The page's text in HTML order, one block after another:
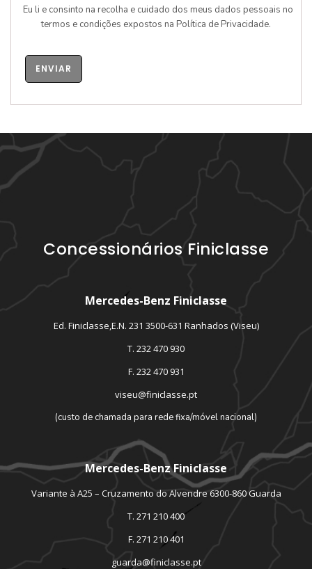
Eu li e consinto na recolha e cuidado dos meus dados pessoais no
termos e condições expostos na Política de Privacidade.
ENVIAR
Concessionários Finiclasse
Mercedes-Benz Finiclasse
Ed. Finiclasse,E.N. 231 3500-631 Ranhados (Viseu)
T. 232 470 930
F. 232 470 931
viseu@finiclasse.pt
(custo de chamada para rede fixa/móvel nacional)
Mercedes-Benz Finiclasse
Variante à A25 – Cruzamento do Alvendre 6300-860 Guarda
T. 271 210 400
F. 271 210 401
guarda@finiclasse.pt